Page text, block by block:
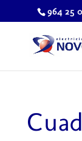
964 25